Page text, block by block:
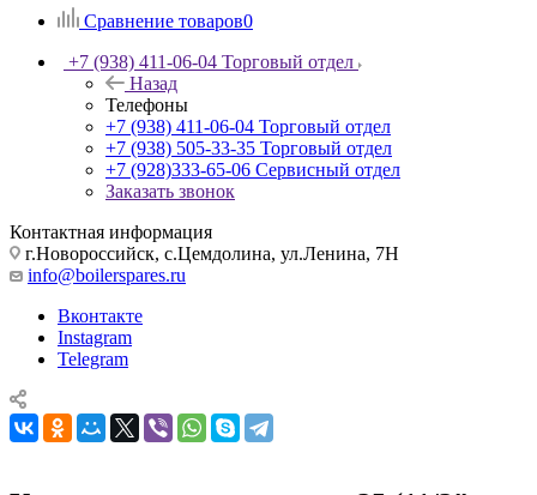
Сравнение товаров0
+7 (938) 411-06-04 Торговый отдел
Назад
Телефоны
+7 (938) 411-06-04 Торговый отдел
+7 (938) 505-33-35 Торговый отдел
+7 (928)333-65-06 Сервисный отдел
Заказать звонок
Контактная информация
г.Новороссийск, с.Цемдолина, ул.Ленина, 7Н
info@boilerspares.ru
Вконтакте
Instagram
Telegram